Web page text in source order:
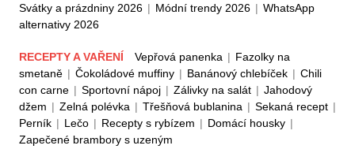
Svátky a prázdniny 2026 | Módní trendy 2026 | WhatsApp
alternativy 2026
RECEPTY A VAŘENÍ Vepřová panenka | Fazolky na
smetaně | Čokoládové muffiny | Banánový chlebíček | Chili
con carne | Sportovní nápoj | Zálivky na salát | Jahodový
džem | Zelná polévka | Třešňová bublanina | Sekaná recept |
Perník | Lečo | Recepty s rybízem | Domácí housky |
Zapečené brambory s uzeným